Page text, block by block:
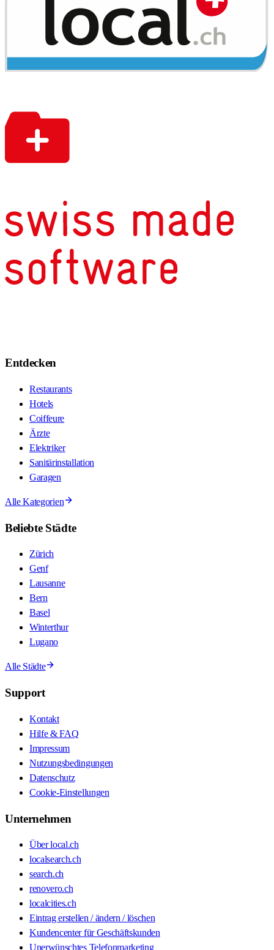
Entdecken
Restaurants
Hotels
Coiffeure
Ärzte
Elektriker
Sanitärinstallation
Garagen
Alle Kategorien
Beliebte Städte
Zürich
Genf
Lausanne
Bern
Basel
Winterthur
Lugano
Alle Städte
Support
Kontakt
Hilfe & FAQ
Impressum
Nutzungsbedingungen
Datenschutz
Cookie-Einstellungen
Unternehmen
Über local.ch
localsearch.ch
search.ch
renovero.ch
localcities.ch
Eintrag erstellen / ändern / löschen
Kundencenter für Geschäftskunden
Unerwünschtes Telefonmarketing